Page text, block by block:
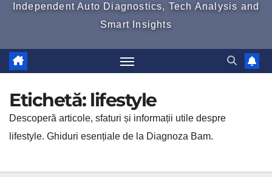
Independent Auto Diagnostics, Tech Analysis and
Smart Insights
Etichetă: lifestyle
Descoperă articole, sfaturi și informații utile despre
lifestyle. Ghiduri esențiale de la Diagnoza Bam.